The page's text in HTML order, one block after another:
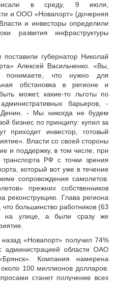
в среду, 9 июля,
и ООО «Новапорт» (дочерняя
и инвесторы определили
развития инфраструктуры
губернатор Николай
Алексей Васильченко. «Вы,
понимаете, что нужно для
обстановка в регионе и
может, какие-то льготы по
барьеров, -
- Мы никогда не будем
бизнес по принципу: купил за
инвестор, готовый
Власти со своей стороны
и поддержку, в том числе, при
транспорта РФ с точки зрения
который вот уже в течение
сопровождения самолетов.
прежних собственников
реконструкцию. Глава региона
что большинство работников (63
на улице, а были сразу же
«Новапорт» получил 74%
администрацией области ОАО
Компания намерена
100 миллионов долларов.
станет получение всех